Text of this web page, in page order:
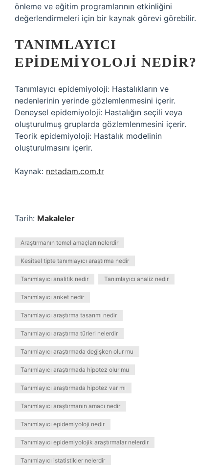
önleme ve eğitim programlarının etkinliğini
değerlendirmeleri için bir kaynak görevi görebilir.
TANIMLAYICI
EPIDEMIYOLOJI NEDIR?
Tanımlayıcı epidemiyoloji: Hastalıkların ve
nedenlerinin yerinde gözlemlenmesini içerir.
Deneysel epidemiyoloji: Hastalığın seçili veya
oluşturulmuş gruplarda gözlemlenmesini içerir.
Teorik epidemiyoloji: Hastalık modelinin
oluşturulmasını içerir.
Kaynak: netadam.com.tr
Tarih: Makaleler
Araştırmanın temel amaçları nelerdir
Kesitsel tipte tanımlayıcı araştırma nedir
Tanımlayıcı analitik nedir Tanımlayıcı analiz nedir
Tanımlayıcı anket nedir
Tanımlayıcı araştırma tasarımı nedir
Tanımlayıcı araştırma türleri nelerdir
Tanımlayıcı araştırmada değişken olur mu
Tanımlayıcı araştırmada hipotez olur mu
Tanımlayıcı araştırmada hipotez var mı
Tanımlayıcı araştırmanın amacı nedir
Tanımlayıcı epidemiyoloji nedir
Tanımlayıcı epidemiyolojik araştırmalar nelerdir
Tanımlayıcı istatistikler nelerdir